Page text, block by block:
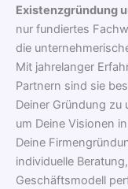
Existenzgründung
nur fundiertes
die
Mit jahrelanger
Partnern sind sie
Deiner Gründung zu
um Deine Visionen
Deine
individuelle
Geschäftsmodell